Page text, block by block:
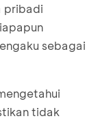
pribadi
sebagai
tidak